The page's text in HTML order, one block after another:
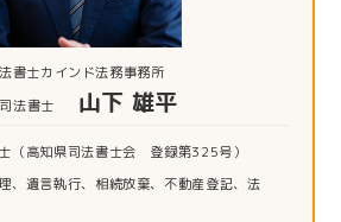
書士カインド法務事務所
法書士
山下 雄平
（高知県司法書士会 登録第325号）
、遺言執行、相続放棄、不動産登記、法